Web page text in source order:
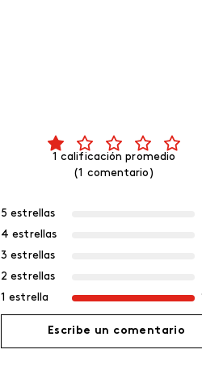
1 calificación promedio
(1 comentario)
5 estrellas
4 estrellas
3 estrellas
2 estrellas
1 estrella
Escribe un comentario